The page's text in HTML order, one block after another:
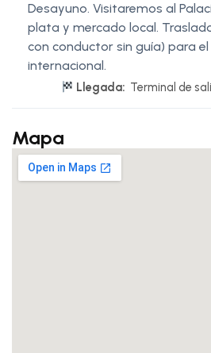
Desayuno. Visitaremos al
plata y mercado local.
con conductor sin guía) para
internacional.
Llegada: Terminal de
Mapa